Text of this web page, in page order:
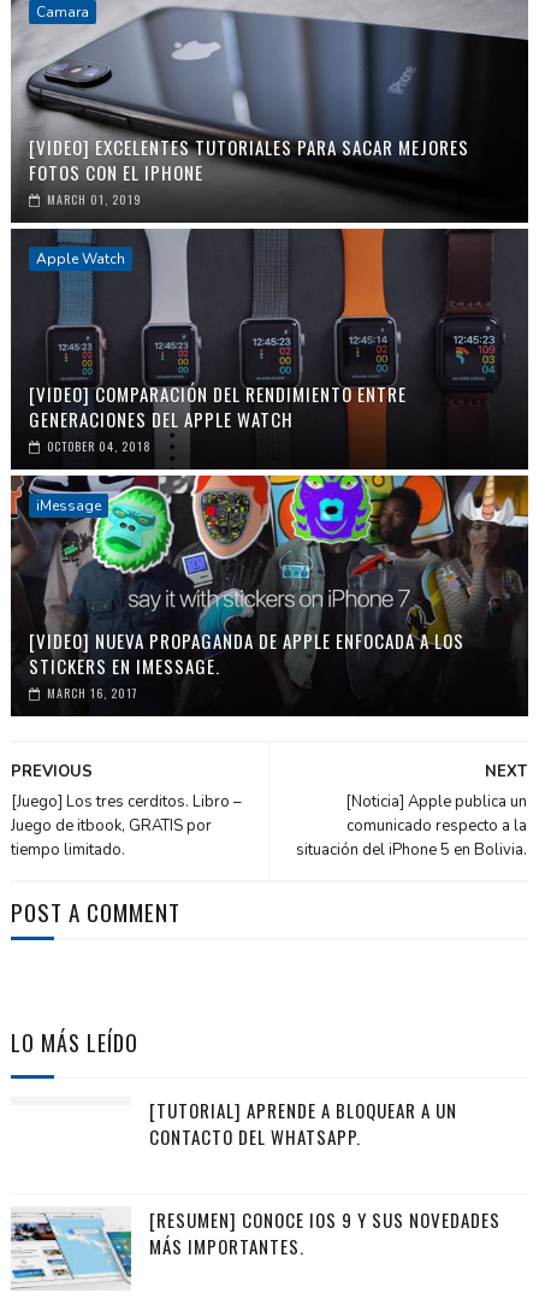
Camara
[VIDEO] EXCELENTES TUTORIALES PARA SACAR MEJORES
FOTOS CON EL IPHONE
MARCH 01, 2019
Apple Watch
[VIDEO] COMPARACIÓN DEL RENDIMIENTO ENTRE
GENERACIONES DEL APPLE WATCH
OCTOBER 04, 2018
iMessage
[VIDEO] NUEVA PROPAGANDA DE APPLE ENFOCADA A LOS
STICKERS EN IMESSAGE.
MARCH 16, 2017
NEXT
[Noticia] Apple publica un
comunicado respecto a la
situación del iPhone 5 en Bolivia.
PREVIOUS
[Juego] Los tres cerditos. Libro –
Juego de itbook, GRATIS por
tiempo limitado.
POST A COMMENT
LO MÁS LEÍDO
[TUTORIAL] APRENDE A BLOQUEAR A UN
CONTACTO DEL WHATSAPP.
[RESUMEN] CONOCE IOS 9 Y SUS NOVEDADES
MÁS IMPORTANTES.